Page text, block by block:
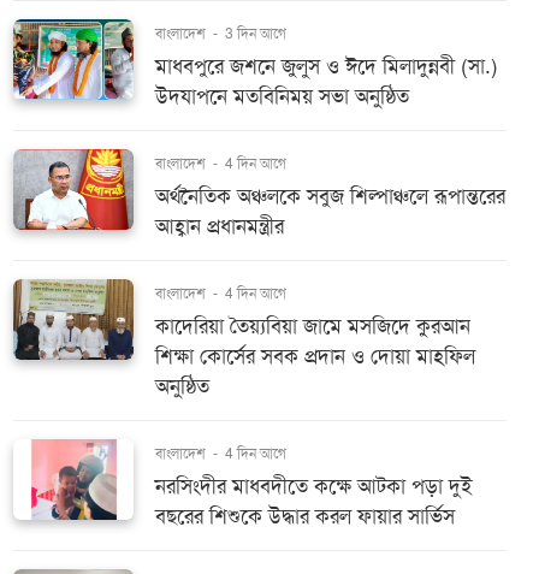
বাংলাদেশ - 3 দিন আগে
মাধবপুরে জশনে জুলুস ও ঈদে মিলাদুন্নবী (সা.)
উদযাপনে মতবিনিময় সভা অনুষ্ঠিত
বাংলাদেশ - 4 দিন আগে
অর্থনৈতিক অঞ্চলকে সবুজ শিল্পাঞ্চলে রূপান্তরের
আহ্বান প্রধানমন্ত্রীর
বাংলাদেশ - 4 দিন আগে
কাদেরিয়া তৈয়্যবিয়া জামে মসজিদে কুরআন
শিক্ষা কোর্সের সবক প্রদান ও দোয়া মাহফিল
অনুষ্ঠিত
বাংলাদেশ - 4 দিন আগে
নরসিংদীর মাধবদীতে কক্ষে আটকা পড়া দুই
বছরের শিশুকে উদ্ধার করল ফায়ার সার্ভিস